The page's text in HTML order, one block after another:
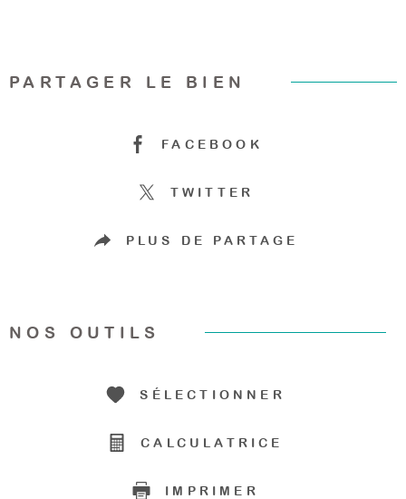
PARTAGER LE BIEN
FACEBOOK
TWITTER
PLUS DE PARTAGE
NOS OUTILS
SÉLECTIONNER
CALCULATRICE
IMPRIMER